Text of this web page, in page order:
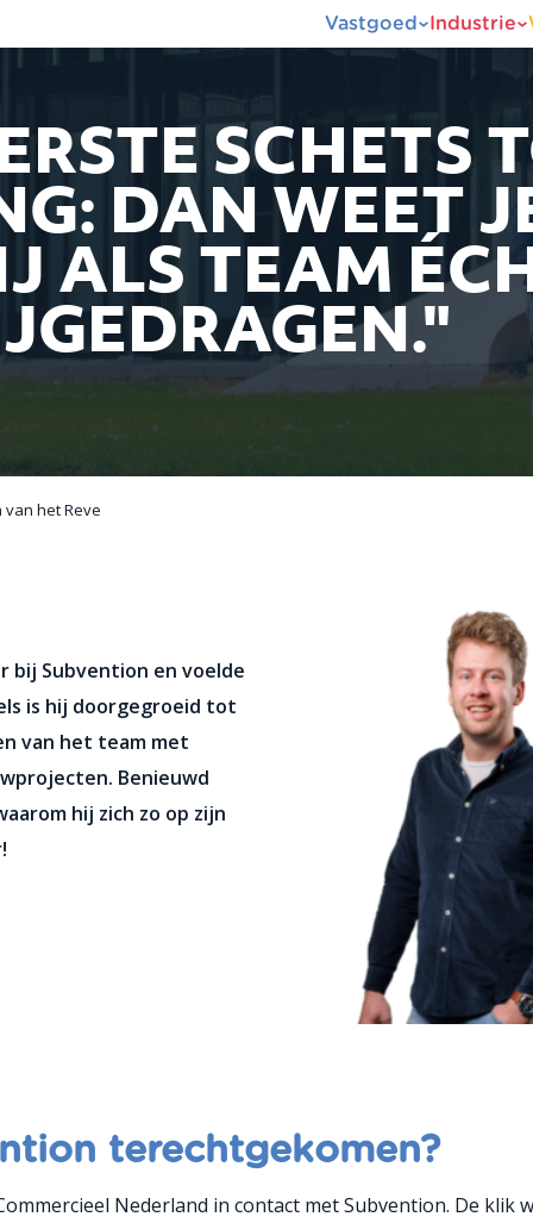
Vastgoed Industrie
SCHETS
DAN WEET
ALS TEAM
het Reve
bij Subvention en voelde
is hij doorgegroeid tot
van het team met
Benieuwd
hij zich zo op zijn
terechtgekomen?
Nederland in contact met Subvention. De klik